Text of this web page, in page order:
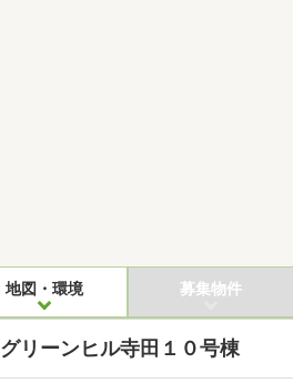
地図・環境 募集物件
グリーンヒル寺田１０号棟